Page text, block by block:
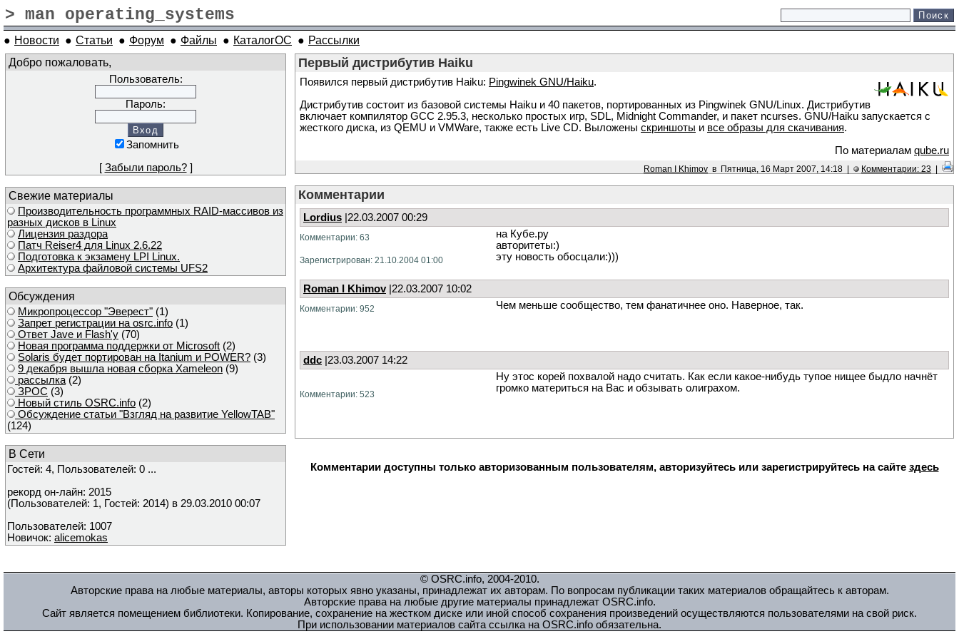
> man operating_systems
● Новости ● Статьи ● Форум ● Файлы ● КаталогОС ● Рассылки
Добро пожаловать,
Пользователь:
Пароль:
Запомнить
[ Забыли пароль?]
Свежие материалы
Производительность программных RAID-массивов из
разных дисков в Linux
Лицензия раздора
Патч Reiser4 для Linux 2.6.22
Подготовка к экзамену LPI Linux.
Архитектура файловой системы UFS2
Обсуждения
Микропроцессор "Эверест" (1)
Запрет регистрации на osrc.info (1)
Ответ Javе и Flash'у (70)
Новая программа поддержки от Microsoft (2)
Solaris будет портирован на Itanium и POWER? (3)
9 декабря вышла новая сборка Xameleon (9)
рассылка (2)
ЗРОС (3)
Новый стиль OSRC.info (2)
Обсуждение статьи "Взгляд на развитие YellowTAB"
(124)
В Сети
Гостей: 4, Пользователей: 0 ...
рекорд он-лайн: 2015
(Пользователей: 1, Гостей: 2014) в 29.03.2010 00:07
Пользователей: 1007
Новичок: alicemokas
Первый дистрибутив Haiku
Появился первый дистрибутив Haiku: Pingwinek GNU/Haiku.
Дистрибутив состоит из базовой системы Haiku и 40 пакетов, портированных из Pingwinek GNU/Linux. Дистрибутив
включает компилятор GCC 2.95.3, несколько простых игр, SDL, Midnight Commander, и пакет ncurses. GNU/Haiku запускается с
жесткого диска, из QEMU и VMWare, также есть Live CD. Выложены скриншоты и все образы для скачивания.
По материалам qube.ru
Roman I Khimov в Пятница, 16 Март 2007, 14:18 | Комментарии: 23 |
Комментарии
Lordius |22.03.2007 00:29
Комментарии: 63
Зарегистрирован: 21.10.2004 01:00
на Кубе.ру
авторитеты:)
эту новость обосцали:)))
Roman I Khimov |22.03.2007 10:02
Комментарии: 952 Чем меньше сообщество, тем фанатичнее оно. Наверное, так.
ddc |23.03.2007 14:22
Комментарии: 523
Ну этос корей похвалой надо считать. Как если какое-нибудь тупое нищее быдло начнёт
громко материться на Вас и обзывать олиграхом.
Комментарии доступны только авторизованным пользователям, авторизуйтесь или зарегистрируйтесь на сайте здесь
© OSRC.info, 2004-2010.
Авторские права на любые материалы, авторы которых явно указаны, принадлежат их авторам. По вопросам публикации таких материалов обращайтесь к авторам.
Авторские права на любые другие материалы принадлежат OSRC.info.
Сайт является помещением библиотеки. Копирование, сохранение на жестком диске или иной способ сохранения произведений осуществляются пользователями на свой риск.
При использовании материалов сайта ссылка на OSRC.info обязательна.